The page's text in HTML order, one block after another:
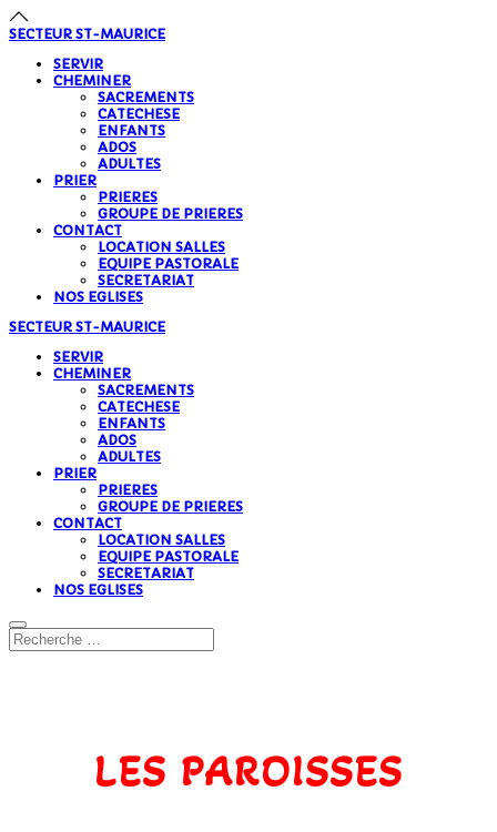
SECTEUR ST-MAURICE
SERVIR
CHEMINER
SACREMENTS
CATECHESE
ENFANTS
ADOS
ADULTES
PRIER
PRIERES
GROUPE DE PRIERES
CONTACT
LOCATION SALLES
EQUIPE PASTORALE
SECRETARIAT
NOS EGLISES
SECTEUR ST-MAURICE
SERVIR
CHEMINER
SACREMENTS
CATECHESE
ENFANTS
ADOS
ADULTES
PRIER
PRIERES
GROUPE DE PRIERES
CONTACT
LOCATION SALLES
EQUIPE PASTORALE
SECRETARIAT
NOS EGLISES
LES PAROISSES